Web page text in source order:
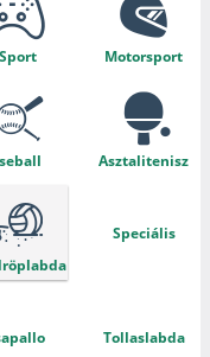
Motorsport
Asztalitenisz
Speciális
Tollaslabda